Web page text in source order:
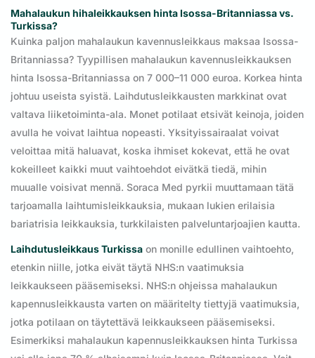
Mahalaukun hihaleikkauksen hinta Isossa-Britanniassa vs.
Turkissa?
Kuinka paljon mahalaukun kavennusleikkaus maksaa Isossa-
Britanniassa? Tyypillisen mahalaukun kavennusleikkauksen
hinta Isossa-Britanniassa on 7 000–11 000 euroa. Korkea hinta
johtuu useista syistä. Laihdutusleikkausten markkinat ovat
valtava liiketoiminta-ala. Monet potilaat etsivät keinoja, joiden
avulla he voivat laihtua nopeasti. Yksityissairaalat voivat
veloittaa mitä haluavat, koska ihmiset kokevat, että he ovat
kokeilleet kaikki muut vaihtoehdot eivätkä tiedä, mihin
muualle voisivat mennä. Soraca Med pyrkii muuttamaan tätä
tarjoamalla laihtumisleikkauksia, mukaan lukien erilaisia
bariatrisia leikkauksia, turkkilaisten palveluntarjoajien kautta.
Laihdutusleikkaus Turkissa on monille edullinen vaihtoehto,
etenkin niille, jotka eivät täytä NHS:n vaatimuksia
leikkaukseen pääsemiseksi. NHS:n ohjeissa mahalaukun
kapennusleikkausta varten on määritelty tiettyjä vaatimuksia,
jotka potilaan on täytettävä leikkaukseen pääsemiseksi.
Esimerkiksi mahalaukun kapennusleikkauksen hinta Turkissa